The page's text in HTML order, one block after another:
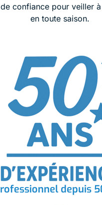
confiance pour veiller
en toute saison.
depuis